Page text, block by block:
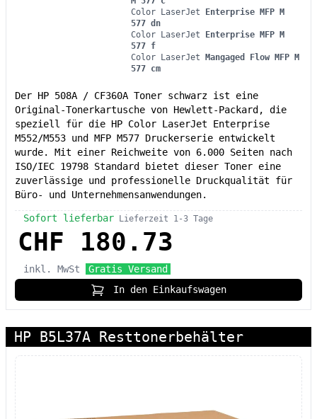
Color LaserJet Enterprise MFP M
577 dn
Color LaserJet Enterprise MFP M
577 f
Color LaserJet Mangaged Flow MFP M
577 cm
Der HP 508A / CF360A Toner schwarz ist eine
Original-Tonerkartusche von Hewlett-Packard, die
speziell für die HP Color LaserJet Enterprise
M552/M553 und MFP M577 Druckerserie entwickelt
wurde. Mit einer Reichweite von 6.000 Seiten nach
ISO/IEC 19798 Standard bietet dieser Toner eine
zuverlässige und professionelle Druckqualität für
Büro- und Unternehmensanwendungen.
Sofort lieferbar Lieferzeit 1-3 Tage
CHF 180.73
inkl. MwSt
Gratis Versand
In den Einkaufswagen
HP B5L37A Resttonerbehälter